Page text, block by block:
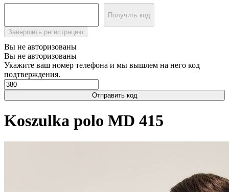
Получить код
Завершить регистрацию
Вы не авторизованы
Вы не авторизованы
Укажите ваш номер телефона и мы вышлем на него код
подтверждения.
Отправить код
Koszulka polo MD 415